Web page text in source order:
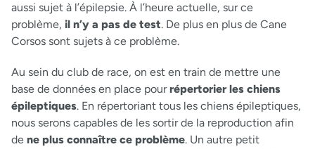
aussi sujet à l’épilepsie. À l’heure actuelle, sur ce
problème, il n’y a pas de test. De plus en plus de Cane
Corsos sont sujets à ce problème.
Au sein du club de race, on est en train de mettre une
base de données en place pourrépertorier les chiens
épileptiques. En répertoriant tous les chiens épileptiques,
nous serons capables de les sortir de la reproduction afin
de ne plus connaître ce problème. Un autre petit